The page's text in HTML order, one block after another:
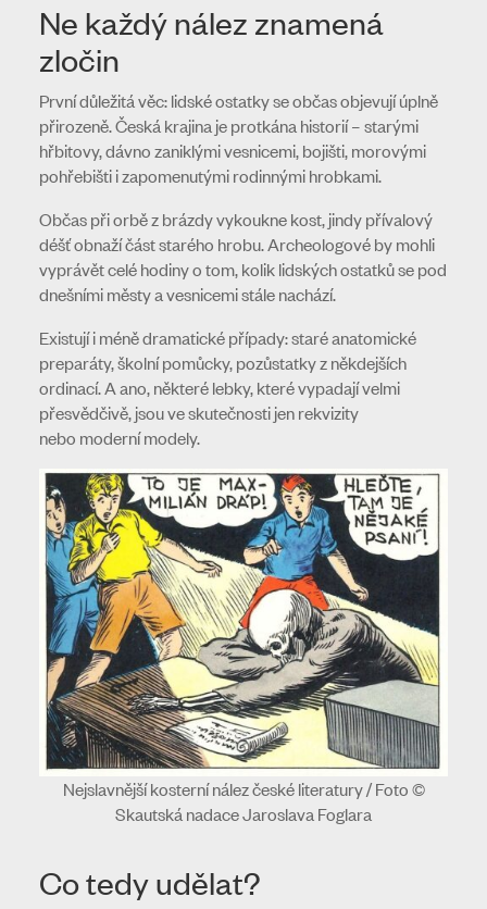
Ne každý nález znamená
zločin
První důležitá věc: lidské ostatky se občas objevují úplně
přirozeně. Česká krajina je protkána historií – starými
hřbitovy, dávno zaniklými vesnicemi, bojišti, morovými
pohřebišti i zapomenutými rodinnými hrobkami.
Občas při orbě z brázdy vykoukne kost, jindy přívalový
déšť obnaží část starého hrobu. Archeologové by mohli
vyprávět celé hodiny o tom, kolik lidských ostatků se pod
dnešními městy a vesnicemi stále nachází.
Existují i méně dramatické případy: staré anatomické
preparáty, školní pomůcky, pozůstatky z někdejších
ordinací. A ano, některé lebky, které vypadají velmi
přesvědčivě, jsou ve skutečnosti jen rekvizity
nebo moderní modely.
Nejslavnější kosterní nález české literatury / Foto ©
Skautská nadace Jaroslava Foglara
Co tedy udělat?